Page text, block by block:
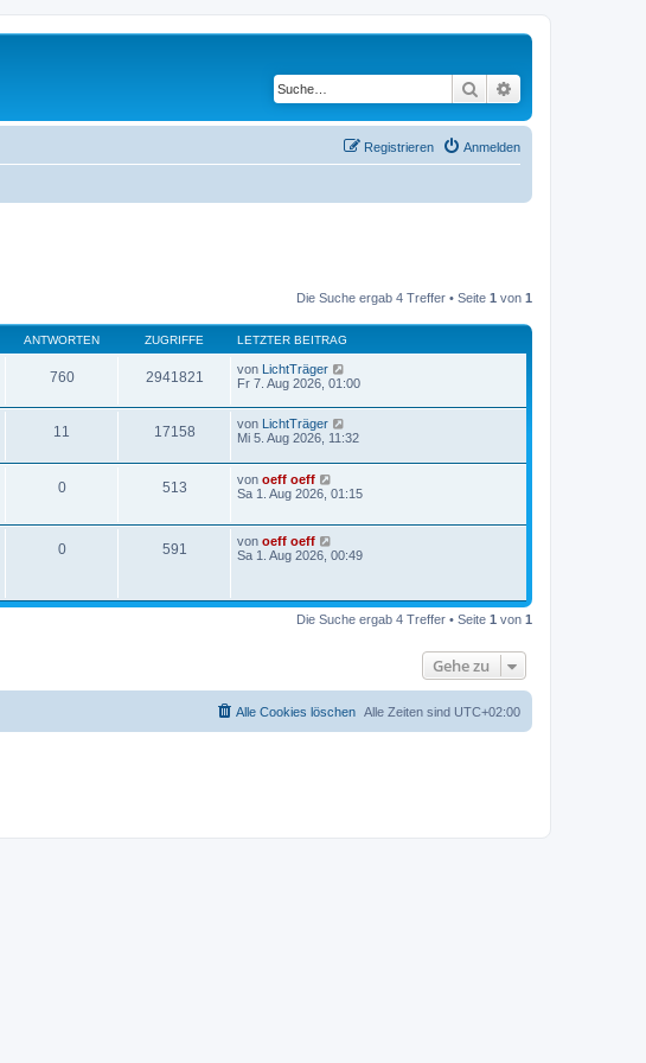
Suche
Anmelden
Registrieren
Die Suche ergab 4 Treffer • Seite 1 von 1
ANTWORTEN ZUGRIFFE LETZTER BEITRAG
760 2941821 von LichtTräger
Fr 7. Aug 2026, 01:00
11 17158 von LichtTräger
Mi 5. Aug 2026, 11:32
0 513 von oeff oeff
Sa 1. Aug 2026, 01:15
0 591 von oeff oeff
Sa 1. Aug 2026, 00:49
Die Suche ergab 4 Treffer • Seite 1 von 1
Gehe zu
Alle Zeiten sind UTC+02:00
Alle Cookies löschen